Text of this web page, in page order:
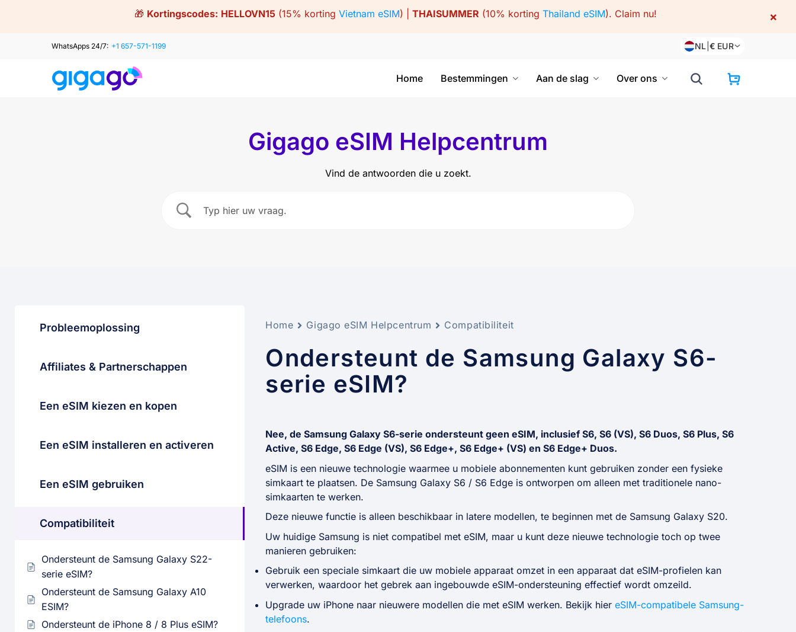
🎁 Kortingscodes: HELLOVN15 (15% korting Vietnam eSIM) | THAISUMMER (10% korting Thailand eSIM). Claim nu! ×
WhatsApps 24/7: +1 657-571-1199 NL |€ EUR
Home Bestemmingen Aan de slag Over ons
Gigago eSIM Helpcentrum
Vind de antwoorden die u zoekt.
Probleemoplossing
Affiliates & Partnerschappen
Een eSIM kiezen en kopen
Een eSIM installeren en activeren
Een eSIM gebruiken
Compatibiliteit
Ondersteunt de Samsung Galaxy S22-
serie eSIM?
Ondersteunt de Samsung Galaxy A10
ESIM?
Ondersteunt de iPhone 8 / 8 Plus eSIM?
Home Gigago eSIM Helpcentrum Compatibiliteit
Ondersteunt de Samsung Galaxy S6-
serie eSIM?
Nee, de Samsung Galaxy S6-serie ondersteunt geen eSIM, inclusief S6, S6 (VS), S6 Duos, S6 Plus, S6
Active, S6 Edge, S6 Edge (VS), S6 Edge+, S6 Edge+ (VS) en S6 Edge+ Duos.
eSIM is een nieuwe technologie waarmee u mobiele abonnementen kunt gebruiken zonder een fysieke
simkaart te plaatsen. De Samsung Galaxy S6 / S6 Edge is ontworpen om alleen met traditionele nano-
simkaarten te werken.
Deze nieuwe functie is alleen beschikbaar in latere modellen, te beginnen met de Samsung Galaxy S20.
Uw huidige Samsung is niet compatibel met eSIM, maar u kunt deze nieuwe technologie toch op twee
manieren gebruiken:
Gebruik een speciale simkaart die uw mobiele apparaat omzet in een apparaat dat eSIM-profielen kan
verwerken, waardoor het gebrek aan ingebouwde eSIM-ondersteuning effectief wordt omzeild.
Upgrade uw iPhone naar nieuwere modellen die met eSIM werken. Bekijk hiereSIM-compatibele Samsung-
telefoons.